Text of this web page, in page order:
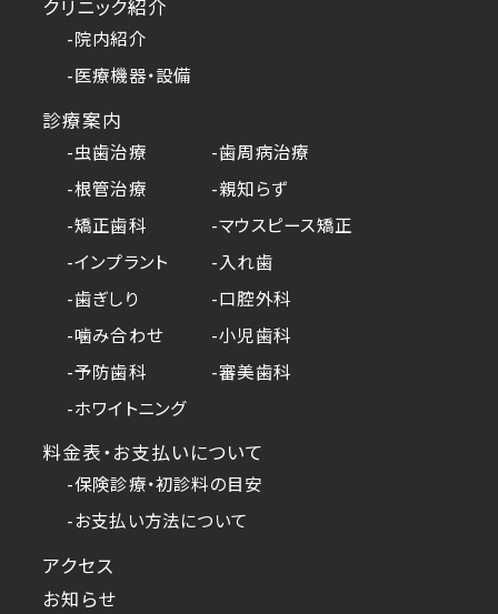
クリニック紹介
-院内紹介
-医療機器・設備
診療案内
-虫歯治療
-根管治療
-矯正歯科
-インプラント
-歯ぎしり
-噛み合わせ
-予防歯科
-ホワイトニング
-歯周病治療
-親知らず
-マウスピース矯正
-入れ歯
-口腔外科
-小児歯科
-審美歯科
料金表・お支払いについて
-保険診療・初診料の目安
-お支払い方法について
アクセス
お知らせ